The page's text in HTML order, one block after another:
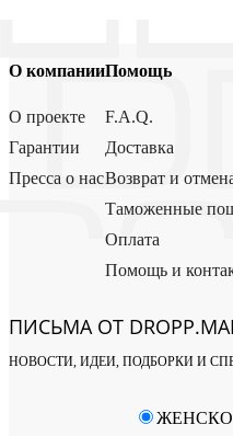
О компании
О проекте
Гарантии
Пресса о нас
Помощь
F.A.Q.
Доставка
Возврат и
Таможенные
Оплата
Помощь и
ПИСЬМА ОТ
НОВОСТИ, ИДЕИ, ПОДБОРКИ И